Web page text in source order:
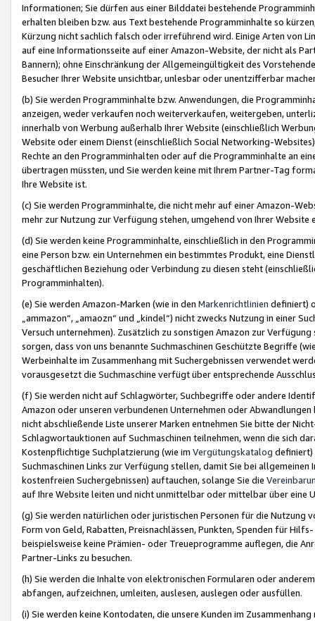
Informationen; Sie dürfen aus einer Bilddatei bestehende
erhalten bleiben bzw. aus Text bestehende Programminhalte so
Kürzung nicht sachlich falsch oder irreführend wird. Einige Arten von
auf eine Informationsseite auf einer Amazon-Website, der nicht als
Bannern); ohne Einschränkung der Allgemeingültigkeit des
Besucher Ihrer Website unsichtbar, unlesbar oder unentzifferbar
(b) Sie werden Programminhalte bzw. Anwendungen, die
anzeigen, weder verkaufen noch weiterverkaufen, weitergeben,
innerhalb von Werbung außerhalb Ihrer Website (einschließlich
Website oder einem Dienst (einschließlich Social Networking-
Rechte an den Programminhalten oder auf die Programminhalte an
übertragen müssten, und Sie werden keine mit Ihrem Partner-Tag
Ihre Website ist.
(c) Sie werden Programminhalte, die nicht mehr auf einer Amazon-
mehr zur Nutzung zur Verfügung stehen, umgehend von Ihrer
(d) Sie werden keine Programminhalte, einschließlich in den
eine Person bzw. ein Unternehmen ein bestimmtes Produkt, eine
geschäftlichen Beziehung oder Verbindung zu diesen steht
Programminhalten).
(e) Sie werden Amazon-Marken (wie in den Markenrichtlinien definiert)
„ammazon“, „amaozn“ und „kindel“) nicht zwecks Nutzung in einer
Versuch unternehmen). Zusätzlich zu sonstigen Amazon zur
sorgen, dass von uns benannte Suchmaschinen Geschützte Begriffe
Werbeinhalte im Zusammenhang mit Suchergebnissen verwendet
vorausgesetzt die Suchmaschine verfügt über entsprechende
(f) Sie werden nicht auf Schlagwörter, Suchbegriffe oder andere
Amazon oder unseren verbundenen Unternehmen oder
nicht abschließende Liste unserer Marken entnehmen Sie bitte der
Schlagwortauktionen auf Suchmaschinen teilnehmen, wenn die sich
Kostenpflichtige Suchplatzierung (wie im Vergütungskatalog definiert)
Suchmaschinen Links zur Verfügung stellen, damit Sie bei
kostenfreien Suchergebnissen) auftauchen, solange Sie die
auf Ihre Website leiten und nicht unmittelbar oder mittelbar über eine
(g) Sie werden natürlichen oder juristischen Personen für die Nutzung
Form von Geld, Rabatten, Preisnachlässen, Punkten, Spenden für
beispielsweise keine Prämien- oder Treueprogramme auflegen, die
Partner-Links zu besuchen.
(h) Sie werden die Inhalte von elektronischen Formularen oder
abfangen, aufzeichnen, umleiten, auslesen, auslegen oder ausfüllen.
(i) Sie werden keine Kontodaten, die unsere Kunden im